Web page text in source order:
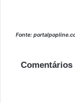
Fonte:
Comentários